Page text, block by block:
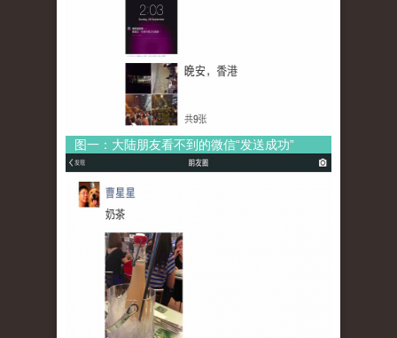
图一：大陆朋友看不到的微信“发送成功”